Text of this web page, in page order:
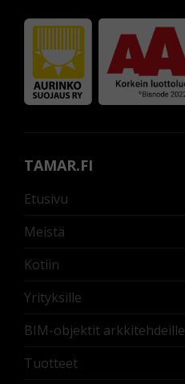
TAMAR.FI
Etusivu
Meistä
Kotiin
Yrityksille
BIM-objektit arkkitehdeille
Tuotteet